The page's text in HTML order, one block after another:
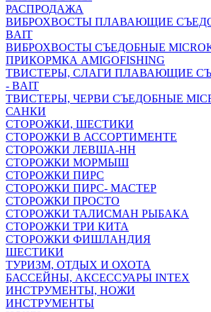
РАСПРОДАЖА
ВИБРОХВОСТЫ ПЛАВАЮЩИЕ
BAIT
ВИБРОХВОСТЫ СЪЕДОБНЫЕ
ПРИКОРМКА AMIGOFISHING
ТВИСТЕРЫ, СЛАГИ ПЛАВАЮЩИЕ
- BAIT
ТВИСТЕРЫ, ЧЕРВИ СЪЕДОБНЫЕ
САНКИ
СТОРОЖКИ, ШЕСТИКИ
СТОРОЖКИ В АССОРТИМЕНТЕ
СТОРОЖКИ ЛЕВША-НН
СТОРОЖКИ МОРМЫШ
СТОРОЖКИ ПИРС
СТОРОЖКИ ПИРС- МАСТЕР
СТОРОЖКИ ПРОСТО
СТОРОЖКИ ТАЛИСМАН РЫБАКА
СТОРОЖКИ ТРИ КИТА
СТОРОЖКИ ФИШЛАНДИЯ
ШЕСТИКИ
ТУРИЗМ, ОТДЫХ И ОХОТА
БАССЕЙНЫ, АКСЕССУАРЫ INTEX
ИНСТРУМЕНТЫ, НОЖИ
ИНСТРУМЕНТЫ